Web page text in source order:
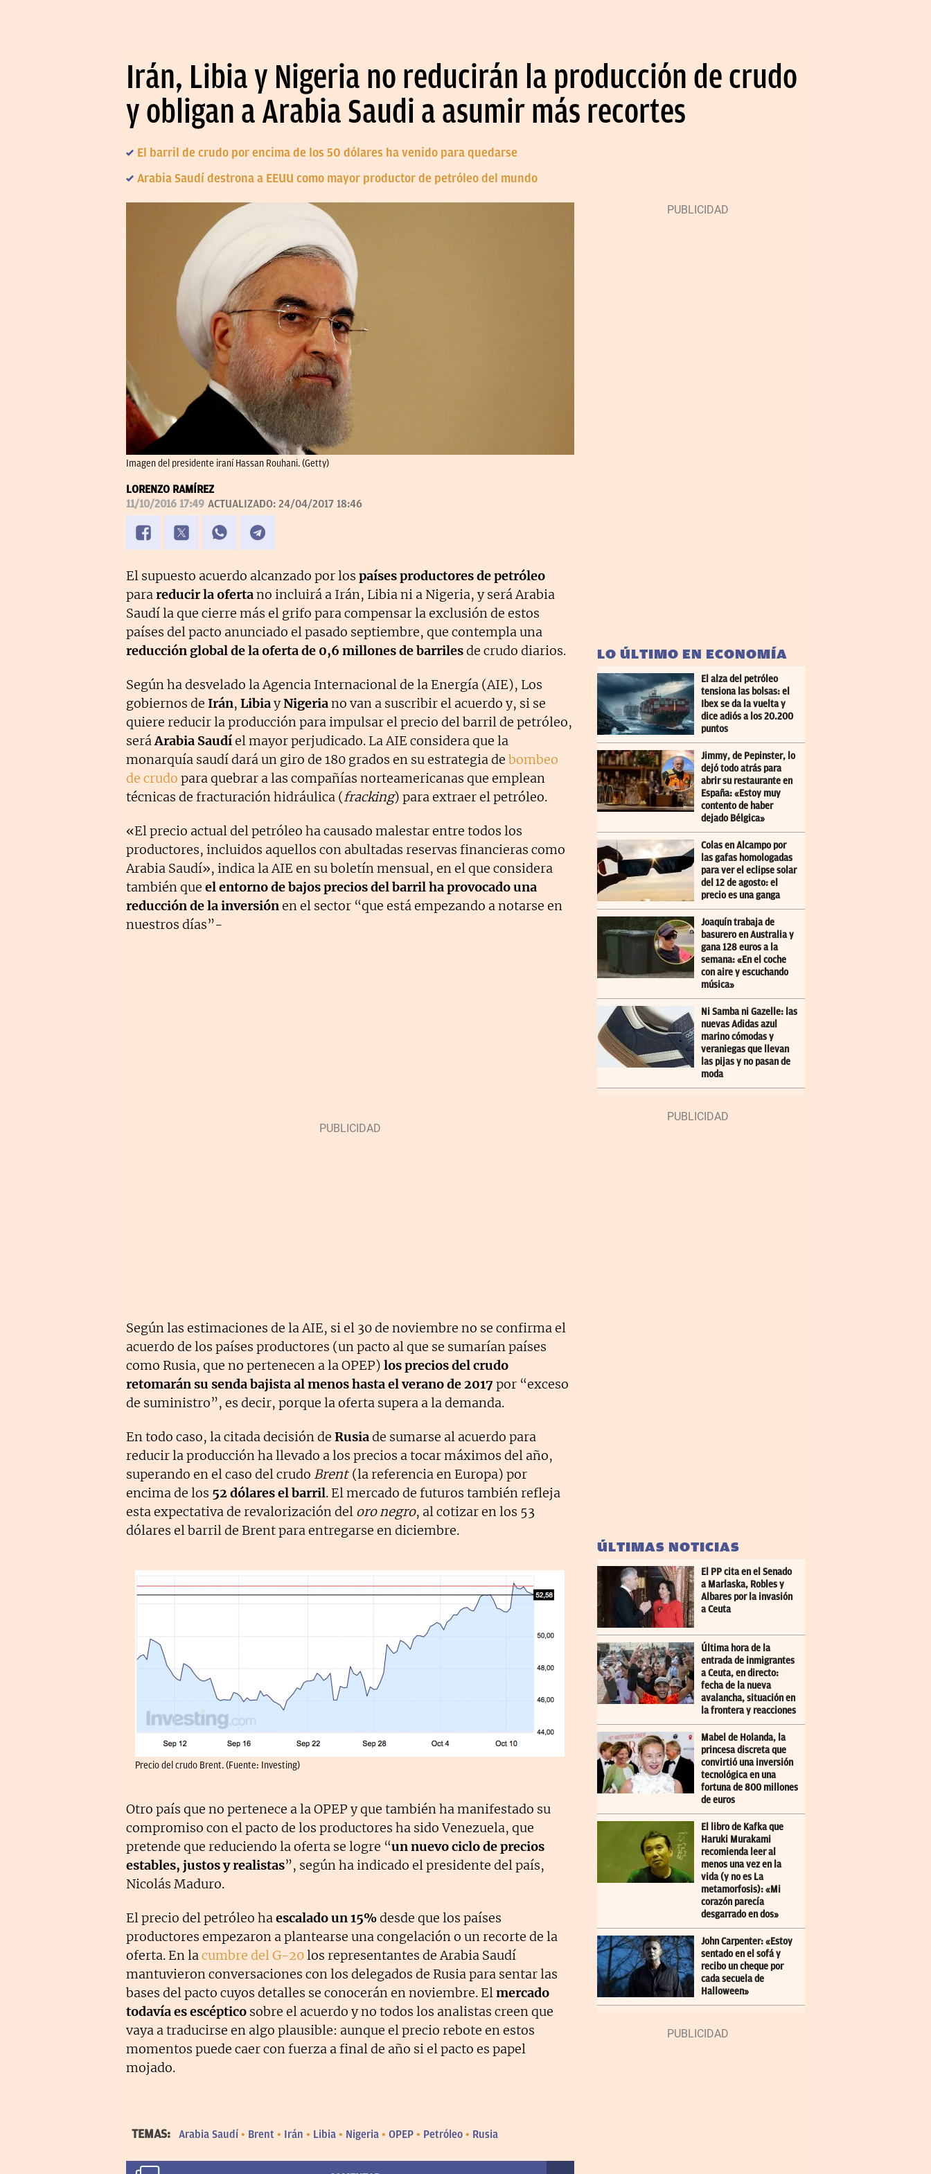
Irán, Libia y Nigeria no reducirán la producción de crudo
y obligan a Arabia Saudi a asumir más recortes
El barril de crudo por encima de los 50 dólares ha venido para quedarse
Arabia Saudí destrona a EEUU como mayor productor de petróleo del mundo
Imagen del presidente iraní Hassan Rouhani. (Getty)
LORENZO RAMÍREZ
11/10/2016 17:49 ACTUALIZADO: 24/04/2017 18:46
El supuesto acuerdo alcanzado por los países productores de petróleo
parareducir la ofertano incluirá a Irán, Libia ni a Nigeria, y será Arabia
Saudí la que cierre más el grifo para compensar la exclusión de estos
países del pacto anunciado el pasado septiembre, que contempla una
reducción global de la oferta de 0,6 millones de barrilesde crudo diarios.
Según ha desvelado la Agencia Internacional de la Energía (AIE), Los
gobiernos de Irán, LibiayNigeriano van a suscribir el acuerdo y, si se
quiere reducir la producción para impulsar el precio del barril de petróleo,
seráArabia Saudíel mayor perjudicado. La AIE considera que la
monarquía saudí dará un giro de 180 grados en su estrategia de bombeo
de crudo para quebrar a las compañías norteamericanas que emplean
técnicas de fracturación hidráulica (fracking) para extraer el petróleo.
«El precio actual del petróleo ha causado malestar entre todos los
productores, incluidos aquellos con abultadas reservas financieras como
Arabia Saudí», indica la AIE en su boletín mensual, en el que considera
también que el entorno de bajos precios del barril ha provocado una
reducción de la inversiónen el sector “que está empezando a notarse en
nuestros días”-
Según las estimaciones de la AIE, si el 30 de noviembre no se confirma el
acuerdo de los países productores (un pacto al que se sumarían países
como Rusia, que no pertenecen a la OPEP) los precios del crudo
retomarán su senda bajista al menos hasta el verano de 2017 por “exceso
de suministro”, es decir, porque la oferta supera a la demanda.
En todo caso, la citada decisión de Rusiade sumarse al acuerdo para
reducir la producción ha llevado a los precios a tocar máximos del año,
superando en el caso del crudo Brent(la referencia en Europa) por
encima de los 52 dólares el barril. El mercado de futuros también refleja
esta expectativa de revalorización del oro negro, al cotizar en los 53
dólares el barril de Brent para entregarse en diciembre.
Precio del crudo Brent. (Fuente: Investing)
Otro país que no pertenece a la OPEP y que también ha manifestado su
compromiso con el pacto de los productores ha sido Venezuela, que
pretende que reduciendo la oferta se logre “un nuevo ciclo de precios
estables, justos y realistas”, según ha indicado el presidente del país,
Nicolás Maduro.
El precio del petróleo haescalado un 15%desde que los países
productores empezaron a plantearse una congelación o un recorte de la
oferta. En lacumbre del G-20los representantes de Arabia Saudí
mantuvieron conversaciones con los delegados de Rusia para sentar las
bases del pacto cuyos detalles se conocerán en noviembre. Elmercado
todavía es escéptico sobre el acuerdo y no todos los analistas creen que
vaya a traducirse en algo plausible: aunque el precio rebote en estos
momentos puede caer con fuerza a final de año si el pacto es papel
mojado.
TEMAS: Arabia Saudí Brent Irán Libia Nigeria OPEP Petróleo Rusia
LO ÚLTIMO EN ECONOMÍA
El alza del petróleo
tensiona las bolsas: el
Ibex se da la vuelta y
dice adiós a los 20.200
puntos
Jimmy, de Pepinster, lo
dejó todo atrás para
abrir su restaurante en
España: «Estoy muy
contento de haber
dejado Bélgica»
Colas en Alcampo por
las gafas homologadas
para ver el eclipse solar
del 12 de agosto: el
precio es una ganga
Joaquín trabaja de
basurero en Australia y
gana 128 euros a la
semana: «En el coche
con aire y escuchando
música»
Ni Samba ni Gazelle: las
nuevas Adidas azul
marino cómodas y
veraniegas que llevan
las pijas y no pasan de
moda
ÚLTIMAS NOTICIAS
El PP cita en el Senado
a Marlaska, Robles y
Albares por la invasión
a Ceuta
Última hora de la
entrada de inmigrantes
a Ceuta, en directo:
fecha de la nueva
avalancha, situación en
la frontera y reacciones
Mabel de Holanda, la
princesa discreta que
convirtió una inversión
tecnológica en una
fortuna de 800 millones
de euros
El libro de Kafka que
Haruki Murakami
recomienda leer al
menos una vez en la
vida (y no es La
metamorfosis): «Mi
corazón parecía
desgarrado en dos»
John Carpenter: «Estoy
sentado en el sofá y
recibo un cheque por
cada secuela de
Halloween»